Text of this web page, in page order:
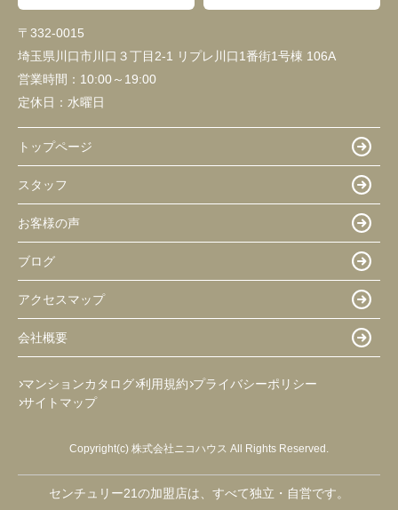
〒332-0015
埼玉県川口市川口３丁目2-1 リプレ川口1番街1号棟 106A
営業時間： 10:00～19:00
定休日： 水曜日
トップページ
スタッフ
お客様の声
ブログ
アクセスマップ
会社概要
マンションカタログ 利用規約 プライバシーポリシー
サイトマップ
Copyright(c) 株式会社ニコハウス All Rights Reserved.
センチュリー21の加盟店は、すべて独立・自営です。